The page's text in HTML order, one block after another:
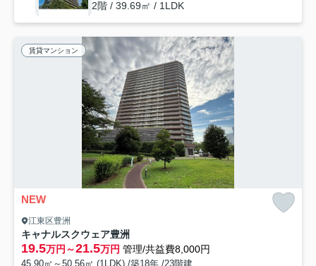
2階 / 39.69㎡ / 1LDK
賃貸マンション
NEW
江東区豊洲
キャナルスクウェア豊洲
19.5万円～21.5万円 管理/共益費8,000円
45.90㎡～50.56㎡ (1LDK) /築18年 /23階建